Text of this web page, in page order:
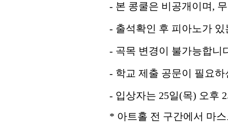
- 본 콩쿨은 비공개이며 ,
- 출석확인 후 피아노가
- 곡목 변경이 불가능합니
- 학교 제출 공문이 필요
- 입상자는 25일(목) 오후 2
* 아트홀 전 구간에서 마